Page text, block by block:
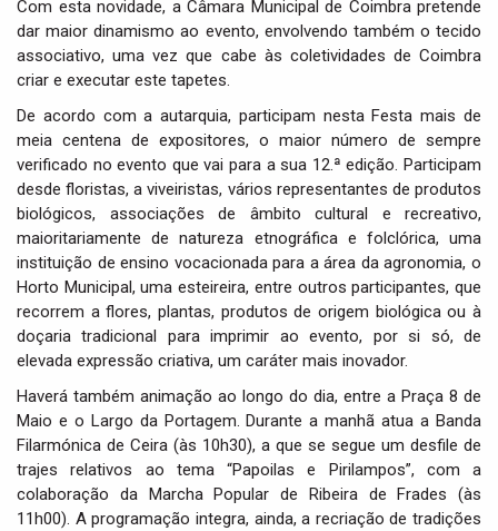
Com esta novidade, a Câmara Municipal de Coimbra pretende
dar maior dinamismo ao evento, envolvendo também o tecido
associativo, uma vez que cabe às coletividades de Coimbra
criar e executar este tapetes.
De acordo com a autarquia, participam nesta Festa mais de
meia centena de expositores, o maior número de sempre
verificado no evento que vai para a sua 12.ª edição. Participam
desde floristas, a viveiristas, vários representantes de produtos
biológicos, associações de âmbito cultural e recreativo,
maioritariamente de natureza etnográfica e folclórica, uma
instituição de ensino vocacionada para a área da agronomia, o
Horto Municipal, uma esteireira, entre outros participantes, que
recorrem a flores, plantas, produtos de origem biológica ou à
doçaria tradicional para imprimir ao evento, por si só, de
elevada expressão criativa, um caráter mais inovador.
Haverá também animação ao longo do dia, entre a Praça 8 de
Maio e o Largo da Portagem. Durante a manhã atua a Banda
Filarmónica de Ceira (às 10h30), a que se segue um desfile de
trajes relativos ao tema “Papoilas e Pirilampos”, com a
colaboração da Marcha Popular de Ribeira de Frades (às
11h00). A programação integra, ainda, a recriação de tradições